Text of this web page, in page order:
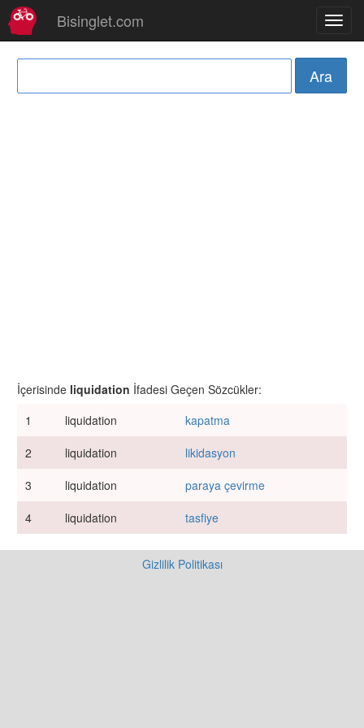
Bisinglet.com
İçerisinde liquidation İfadesi Geçen Sözcükler:
1
liquidation
kapatma
2
liquidation
likidasyon
3
liquidation
paraya çevirme
4
liquidation tasfiye
Gizlilik Politikası